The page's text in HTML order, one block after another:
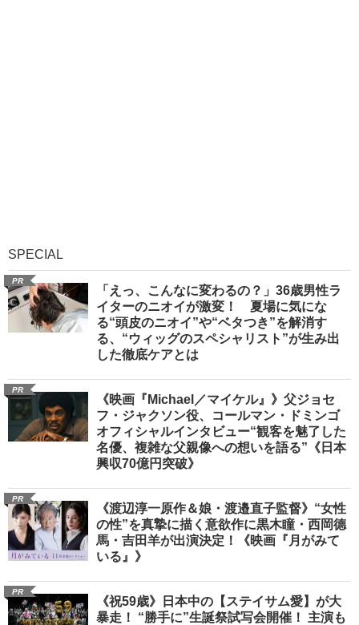
SPECIAL
PR
「えっ、こんなに変わるの？」36歳男性ラ
イターのニオイが激変！ 夏場に気にな
る“頭皮のニオイ”や“ベタつき”を解消す
る、“ウィッグのスペシャリスト”が生み出
した徹底ケアとは
PR
《映画『Michael／マイケル』》父ジョセ
フ・ジャクソン役、コールマン・ドミンゴ
オフィシャルインタビュー“観客を魅了した
名優、複雑な父親像への想いを語る”《日本
興収70億円突破》
PR
《渡辺淳一原作＆娘・渡邉直子監督》“女性
の性”を真摯に描く意欲作に黒木瞳・西岡德
馬・吉田羊が出演決定！《映画『月がみて
いる』》
PR
《祝59歳》日本中の【ステイサム愛】が大
暴走！ “勝手に”生誕祭試写会開催！ 主演も